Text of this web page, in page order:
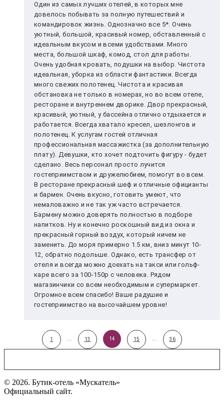
Один из самых лучших отелей, в которых мне
довелось побывать за полную путешествий и
командировок жизнь. Однозначно все 5*. Очень
уютный, большой, красивый номер, обставленный с
идеальным вкусом и всеми удобствами. Много
места, большой шкаф, комод, стол для работы.
Очень удобная кровать, подушки на выбор. Чистота
идеальная, уборка из области фантастики. Всегда
много свежих полотенец. Чистота и красивая
обстановка не только в номерах, но во всем отеле,
ресторане и внутреннем дворике. Двор прекрасный,
красивый, уютный, у бассейна отлично отдыхается и
работается. Всегда хватало кресел, шезлонгов и
полотенец. К услугам гостей отличная
профессиональная массажистка (за дополнительную
плату). Девушки, кто хочет подточить фигуру - будет
сделано. Весь персонал просто лучится
гостеприимством и дружелюбием, помогут во всем.
В ресторане прекрасный шеф и отличные официанты
и бармен. Очень вкусно, готовить умеют, что
немаловажно и не так уж часто встречается.
Бармену можно доверять полностью в подборе
напитков. Ну и конечно роскошный вид из окна и
прекрасный горный воздух, который ничем не
заменить. До моря примерно 1.5 км, вниз минут 10-
12, обратно подольше. Однако, есть трансфер от
отеля и всегда можно доехать на такси или гольф-
каре всего за 100-150р с человека. Рядом
магазинчики со всем необходимым и супермаркет.
Огромное всем спасибо! Ваше радушие и
гостеприимство на высочайшем уровне!
1 13 14 15 36
© 2026. Бутик-отель «Мускатель»
Официальный сайт.